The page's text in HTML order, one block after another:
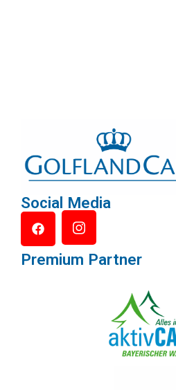
Social Media
Premium Partner